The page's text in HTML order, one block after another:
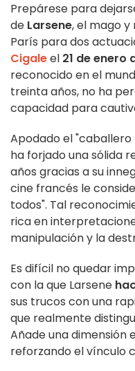
Prepárese para
de Larsene, el mago
París para dos
Cigaleel 21 de enero
reconocido en el
treinta años, no ha
capacidad para
Apodado el
ha forjado una sólida
años gracias a su
cine francés le
todos". Tal
rica en
manipulación y la
Es difícil no quedar
con la que Larsene
sus trucos con una
que realmente
Añade una dimensión
reforzando el vínculo